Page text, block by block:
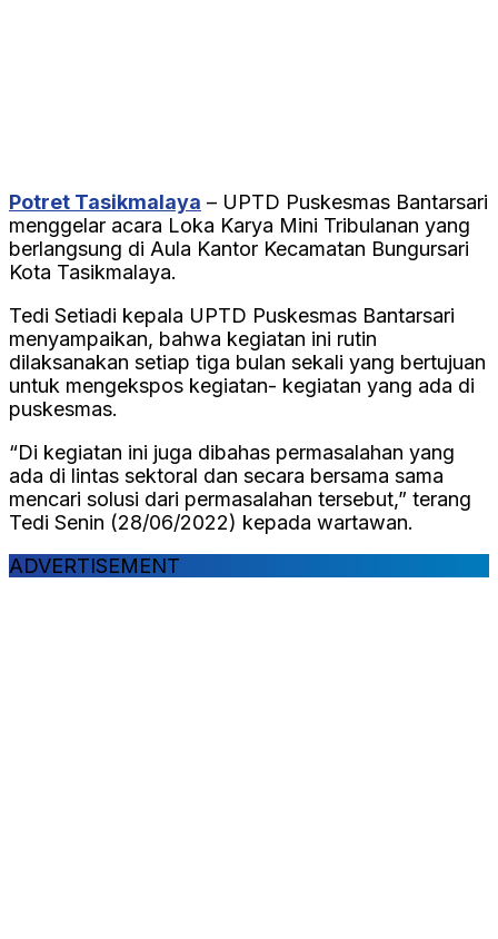
Potret Tasikmalaya – UPTD Puskesmas Bantarsari
menggelar acara Loka Karya Mini Tribulanan yang
berlangsung di Aula Kantor Kecamatan Bungursari
Kota Tasikmalaya.
Tedi Setiadi kepala UPTD Puskesmas Bantarsari
menyampaikan, bahwa kegiatan ini rutin
dilaksanakan setiap tiga bulan sekali yang bertujuan
untuk mengekspos kegiatan- kegiatan yang ada di
puskesmas.
“Di kegiatan ini juga dibahas permasalahan yang
ada di lintas sektoral dan secara bersama sama
mencari solusi dari permasalahan tersebut,” terang
Tedi Senin (28/06/2022) kepada wartawan.
ADVERTISEMENT